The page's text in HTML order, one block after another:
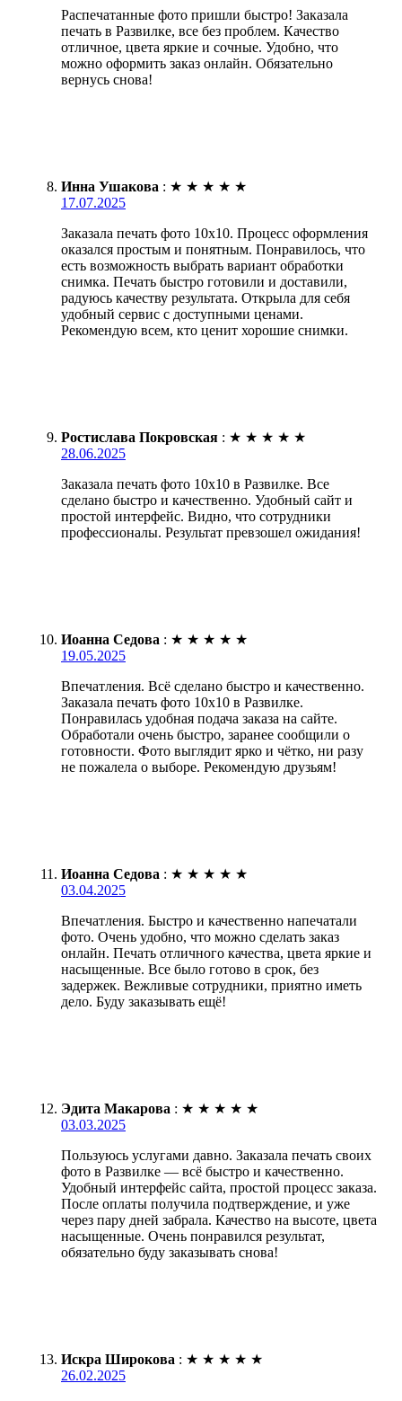
Распечатанные фото пришли быстро! Заказала
печать в Развилке, все без проблем. Качество
отличное, цвета яркие и сочные. Удобно, что
можно оформить заказ онлайн. Обязательно
вернусь снова!
Инна Ушакова : ★ ★ ★ ★ ★
17.07.2025
Заказала печать фото 10х10. Процесс оформления
оказался простым и понятным. Понравилось, что
есть возможность выбрать вариант обработки
снимка. Печать быстро готовили и доставили,
радуюсь качеству результата. Открыла для себя
удобный сервис с доступными ценами.
Рекомендую всем, кто ценит хорошие снимки.
Ростислава Покровская : ★ ★ ★ ★ ★
28.06.2025
Заказала печать фото 10х10 в Развилке. Все
сделано быстро и качественно. Удобный сайт и
простой интерфейс. Видно, что сотрудники
профессионалы. Результат превзошел ожидания!
Иоанна Седова : ★ ★ ★ ★ ★
19.05.2025
Впечатления. Всё сделано быстро и качественно.
Заказала печать фото 10х10 в Развилке.
Понравилась удобная подача заказа на сайте.
Обработали очень быстро, заранее сообщили о
готовности. Фото выглядит ярко и чётко, ни разу
не пожалела о выборе. Рекомендую друзьям!
Иоанна Седова : ★ ★ ★ ★ ★
03.04.2025
Впечатления. Быстро и качественно напечатали
фото. Очень удобно, что можно сделать заказ
онлайн. Печать отличного качества, цвета яркие и
насыщенные. Все было готово в срок, без
задержек. Вежливые сотрудники, приятно иметь
дело. Буду заказывать ещё!
Эдита Макарова : ★ ★ ★ ★ ★
03.03.2025
Пользуюсь услугами давно. Заказала печать своих
фото в Развилке — всё быстро и качественно.
Удобный интерфейс сайта, простой процесс заказа.
После оплаты получила подтверждение, и уже
через пару дней забрала. Качество на высоте, цвета
насыщенные. Очень понравился результат,
обязательно буду заказывать снова!
Искра Широкова : ★ ★ ★ ★ ★
26.02.2025